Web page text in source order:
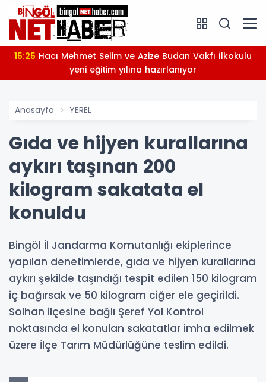
15:25
yeni eğitim yılına hazırlanıyor
Anasayfa YEREL
Gıda ve hijyen kurallarına
aykırı taşınan 200
kilogram sakatata el
konuldu
Bingöl İl Jandarma Komutanlığı ekiplerince
yapılan denetimlerde, gıda ve hijyen kurallarına
aykırı şekilde taşındığı tespit edilen 150 kilogram
iç bağırsak ve 50 kilogram ciğer ele geçirildi.
Solhan ilçesine bağlı Şeref Yol Kontrol
noktasında el konulan sakatatlar imha edilmek
üzere İlçe Tarım Müdürlüğüne teslim edildi.